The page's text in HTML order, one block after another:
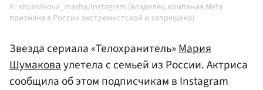
shumakova_masha/Instagram (владелец компания Meta
признана в России экстремистской и запрещена)
Звезда сериала «Телохранитель»Мария
Шумаковаулетела с семьей из России. Актриса
сообщила об этом подписчикам в Instagram